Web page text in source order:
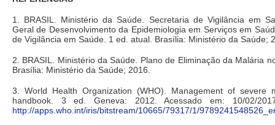
1. BRASIL. Ministério da Saúde. Secretaria de Vigilância em
Geral de Desenvolvimento da Epidemiologia em Serviços em
de Vigilância em Saúde. 1 ed. atual. Brasília: Ministério da Saúde;
2. BRASIL. Ministério da Saúde. Plano de Eliminação da Malária
Brasília: Ministério da Saúde; 2016.
3. World Health Organization (WHO). Management of severe
handbook. 3 ed. Geneva: 2012. Acessado em: 10/02/
http://apps.who.int/iris/bitstream/10665/79317/1/